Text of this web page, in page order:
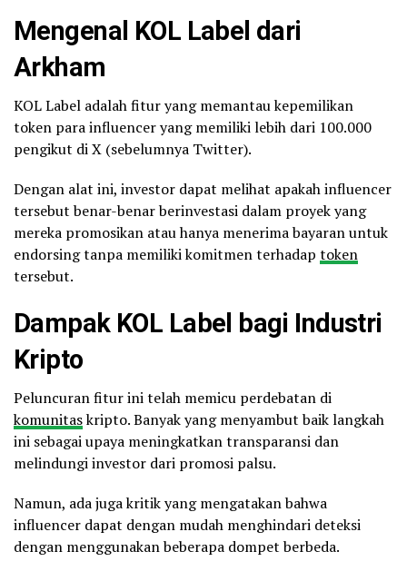
Mengenal KOL Label dari
Arkham
KOL Label adalah fitur yang memantau kepemilikan
token para influencer yang memiliki lebih dari 100.000
pengikut di X (sebelumnya Twitter).
Dengan alat ini, investor dapat melihat apakah influencer
tersebut benar-benar berinvestasi dalam proyek yang
mereka promosikan atau hanya menerima bayaran untuk
endorsing tanpa memiliki komitmen terhadap token
tersebut.
Dampak KOL Label bagi Industri
Kripto
Peluncuran fitur ini telah memicu perdebatan di
komunitaskripto. Banyak yang menyambut baik langkah
ini sebagai upaya meningkatkan transparansi dan
melindungi investor dari promosi palsu.
Namun, ada juga kritik yang mengatakan bahwa
influencer dapat dengan mudah menghindari deteksi
dengan menggunakan beberapa dompet berbeda.